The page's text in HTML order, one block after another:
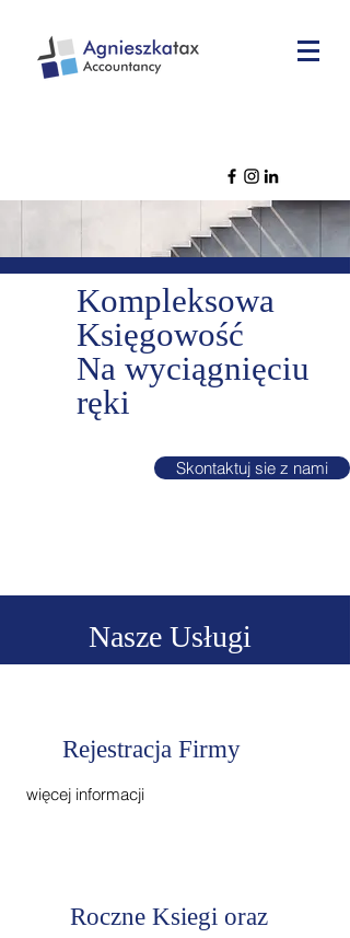
Nasze Usługi
Kompleksowa
Księgowość
Na wyciągnięciu
ręki
Skontaktuj sie z nami
Rejestracja Firmy
więcej informacji
Roczne Ksiegi oraz